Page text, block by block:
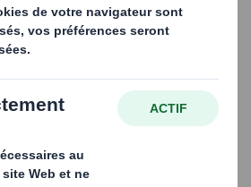
et
: un virage
ne pas